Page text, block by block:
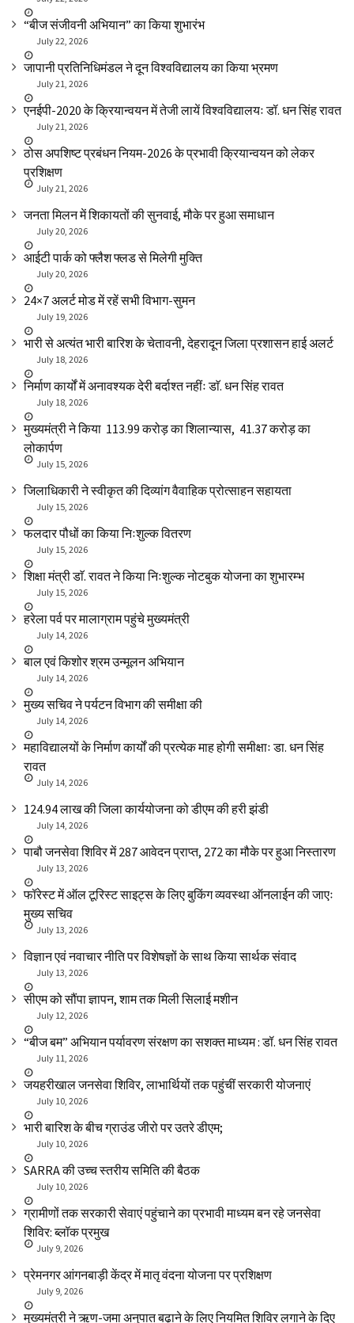
“बीज संजीवनी अभियान” का किया शुभारंभ
July 22, 2026
जापानी प्रतिनिधिमंडल ने दून विश्वविद्यालय का किया भ्रमण
July 21, 2026
एनईपी-2020 के क्रियान्वयन में तेजी लायें विश्वविद्यालयः डॉ. धन सिंह रावत
July 21, 2026
ठोस अपशिष्ट प्रबंधन नियम-2026 के प्रभावी क्रियान्वयन को लेकर
प्रशिक्षण
July 21, 2026
जनता मिलन में शिकायतों की सुनवाई, मौके पर हुआ समाधान
July 20, 2026
आईटी पार्क को फ्लैश फ्लड से मिलेगी मुक्ति
July 20, 2026
24×7 अलर्ट मोड में रहें सभी विभाग-सुमन
July 19, 2026
भारी से अत्यंत भारी बारिश के चेतावनी, देहरादून जिला प्रशासन हाई अलर्ट
July 18, 2026
निर्माण कार्यों में अनावश्यक देरी बर्दाश्त नहींः डाॅ. धन सिंह रावत
July 18, 2026
मुख्यमंत्री ने किया ₹ 113.99 करोड़ का शिलान्यास, ₹ 41.37 करोड़ का
लोकार्पण
July 15, 2026
जिलाधिकारी ने स्वीकृत की दिव्यांग वैवाहिक प्रोत्साहन सहायता
July 15, 2026
फलदार पौधों का किया निःशुल्क वितरण
July 15, 2026
शिक्षा मंत्री डाॅ. रावत ने किया निःशुल्क नोटबुक योजना का शुभारम्भ
July 15, 2026
हरेला पर्व पर मालाग्राम पहुंचे मुख्यमंत्री
July 14, 2026
बाल एवं किशोर श्रम उन्मूलन अभियान
July 14, 2026
मुख्य सचिव ने पर्यटन विभाग की समीक्षा की
July 14, 2026
महाविद्यालयों के निर्माण कार्यों की प्रत्येक माह होगी समीक्षाः डा. धन सिंह
रावत
July 14, 2026
₹124.94 लाख की जिला कार्ययोजना को डीएम की हरी झंडी
July 14, 2026
पाबौ जनसेवा शिविर में 287 आवेदन प्राप्त, 272 का मौके पर हुआ निस्तारण
July 13, 2026
फॉरेस्ट में ऑल टूरिस्ट साइट्स के लिए बुकिंग व्यवस्था ऑनलाईन की जाएः
मुख्य सचिव
July 13, 2026
विज्ञान एवं नवाचार नीति पर विशेषज्ञों के साथ किया सार्थक संवाद
July 13, 2026
सीएम को सौंपा ज्ञापन, शाम तक मिली सिलाई मशीन
July 12, 2026
“बीज बम” अभियान पर्यावरण संरक्षण का सशक्त माध्यम : डॉ. धन सिंह रावत
July 11, 2026
जयहरीखाल जनसेवा शिविर, लाभार्थियों तक पहुंचीं सरकारी योजनाएं
July 10, 2026
भारी बारिश के बीच ग्राउंड जीरो पर उतरे डीएम;
July 10, 2026
SARRA की उच्च स्तरीय समिति की बैठक
July 10, 2026
ग्रामीणों तक सरकारी सेवाएं पहुंचाने का प्रभावी माध्यम बन रहे जनसेवा
शिविर: ब्लॉक प्रमुख
July 9, 2026
प्रेमनगर आंगनबाड़ी केंद्र में मातृ वंदना योजना पर प्रशिक्षण
July 9, 2026
मुख्यमंत्री ने ऋण-जमा अनुपात बढ़ाने के लिए नियमित शिविर लगाने के दिए